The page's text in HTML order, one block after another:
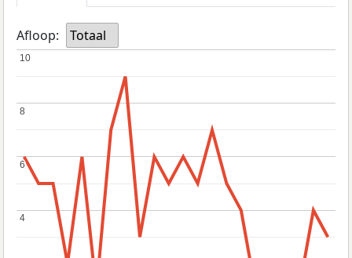
Afloop: Totaal
4
4
6
6
8
8
10
10